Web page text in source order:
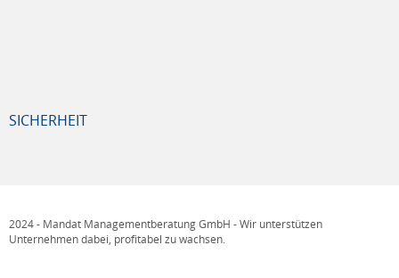
SICHERHEIT
2024 - Mandat Managementberatung GmbH - Wir unterstützen
Unternehmen dabei, profitabel zu wachsen.